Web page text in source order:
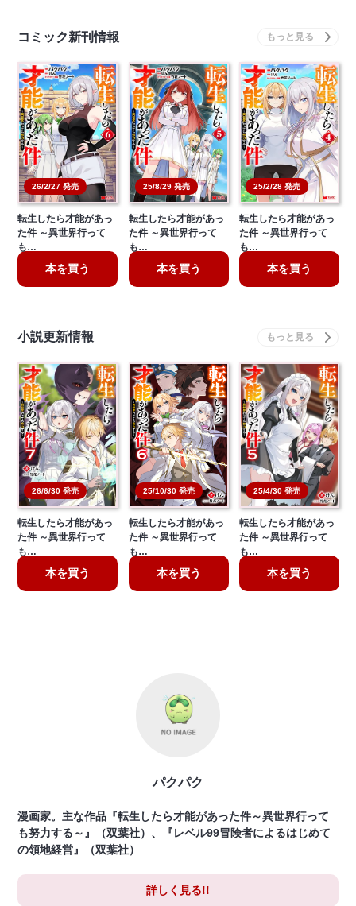
コミック新刊情報
26/2/27 発売
転生したら才能があっ
た件 ～異世界行って
も…
本を買う
25/8/29 発売
転生したら才能があっ
た件 ～異世界行って
も…
本を買う
25/2/28 発売
転生したら才能があっ
た件 ～異世界行って
も…
本を買う
小説更新情報
26/6/30 発売
転生したら才能があっ
た件 ～異世界行って
も…
本を買う
25/10/30 発売
転生したら才能があっ
た件 ～異世界行って
も…
本を買う
25/4/30 発売
転生したら才能があっ
た件 ～異世界行って
も…
本を買う
パクパク
漫画家。主な作品『転生したら才能があった件～異世界行って
も努力する～』（双葉社）、『レベル99冒険者によるはじめて
の領地経営』（双葉社）
詳しく見る!!